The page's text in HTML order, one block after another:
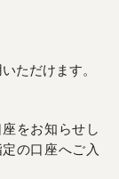
ただけます。
をお知らせし
の口座へご入